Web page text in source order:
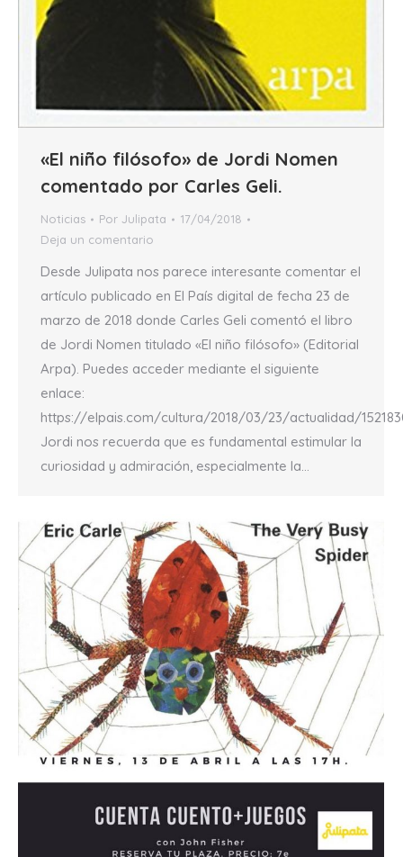
«El niño filósofo» de Jordi Nomen
comentado por Carles Geli.
Noticias Por Julipata
17/04/2018
Deja un comentario
Desde Julipata nos parece interesante comentar el
artículo publicado en El País digital de fecha 23 de
marzo de 2018 donde Carles Geli comentó el libro
de Jordi Nomen titulado «El niño filósofo» (Editorial
Arpa). Puedes acceder mediante el siguiente
enlace:
https://elpais.com/cultura/2018/03/23/actualidad/
Jordi nos recuerda que es fundamental estimular la
curiosidad y admiración, especialmente la…